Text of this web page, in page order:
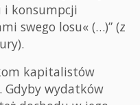
i konsumpcji
swego losu« (…)” (z
kapitalistów
Gdyby wydatków